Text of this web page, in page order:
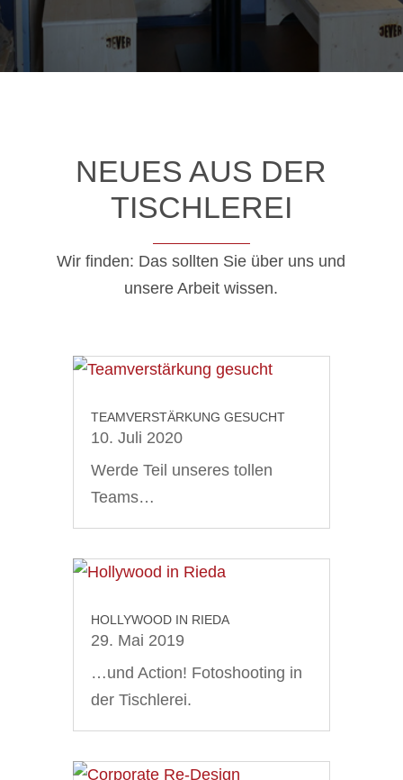
NEUES AUS DER
TISCHLEREI
Wir finden: Das sollten Sie über uns und
unsere Arbeit wissen.
TEAMVERSTÄRKUNG GESUCHT
10. Juli 2020
Werde Teil unseres tollen
Teams…
HOLLYWOOD IN RIEDA
29. Mai 2019
…und Action! Fotoshooting in
der Tischlerei.